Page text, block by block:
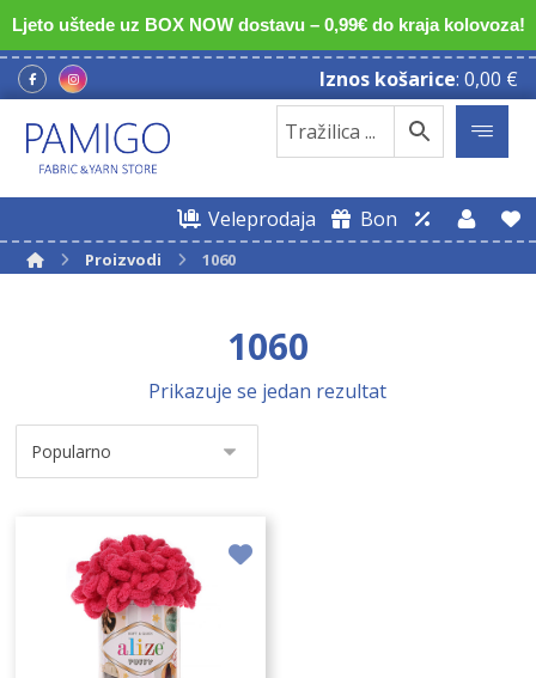
Ljeto uštede uz BOX NOW dostavu – 0,99€ do kraja kolovoza!
Iznos košarice: 0,00 €
Veleprodaja Bon
Proizvodi 1060
1060
Prikazuje se jedan rezultat